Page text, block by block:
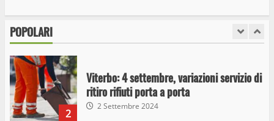
POPOLARI
stupefacenti
2
Viterbo: 4 settembre, variazioni servizio di
ritiro rifiuti porta a porta
2 Settembre 2024